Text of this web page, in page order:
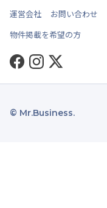
運営会社 お問い合わせ
物件掲載を希望の方
Facebook
Instagram
Twitter
© Mr.Business.